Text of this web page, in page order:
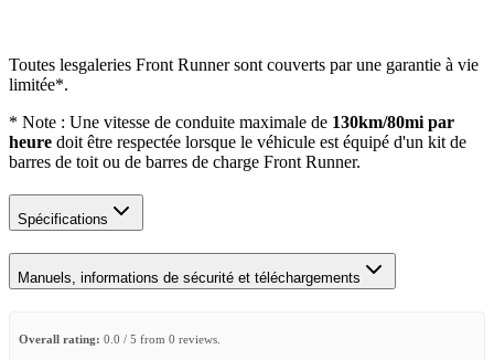
Toutes lesgaleries Front Runner sont couverts par une garantie à vie
limitée*.
* Note : Une vitesse de conduite maximale de 130km/80mi par
heure doit être respectée lorsque le véhicule est équipé d'un kit de
barres de toit ou de barres de charge Front Runner.
Spécifications
Manuels, informations de sécurité et téléchargements
Overall rating: 0.0 / 5 from 0 reviews.